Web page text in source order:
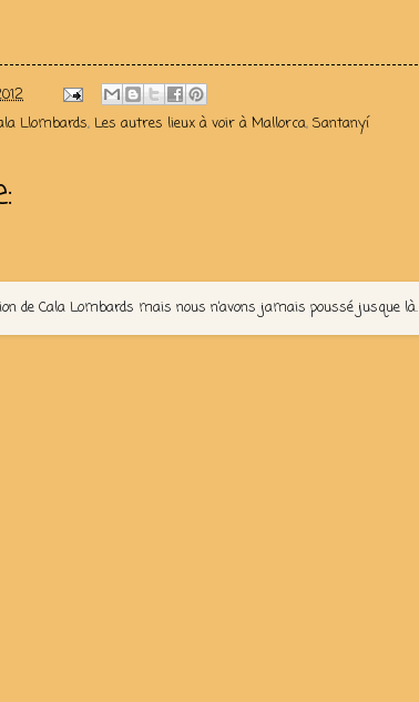
Llombards, Les autres lieux à voir à Mallorca, Santanyí
de Cala Lombards mais nous n’avons jamais poussé jusque là.